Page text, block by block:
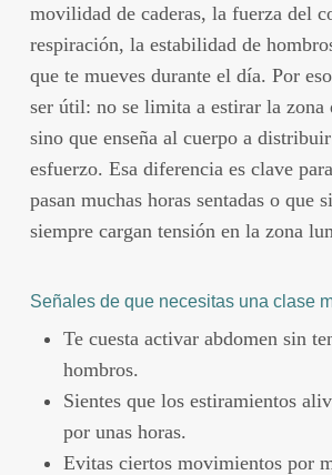
movilidad de caderas, la fuerza del
respiración, la estabilidad de
que te mueves durante el día. Por
ser útil: no se limita a estirar la zona
sino que enseña al cuerpo a
esfuerzo. Esa diferencia es clave
pasan muchas horas sentadas o que
siempre cargan tensión en la zona
Señales de que necesitas una clase
Te cuesta activar abdomen sin
hombros.
Sientes que los estiramientos
por unas horas.
Evitas ciertos movimientos por